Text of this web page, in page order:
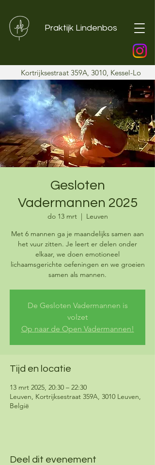
Kortrijksestraat 359A, 3010, Kessel-Lo
Praktijk Lindenbos
Gesloten
Vadermannen 2025
do 13 mrt
  |
Leuven
Met 6 mannen ga je maandelijks samen aan
het vuur zitten. Je leert er delen onder
elkaar, we doen emotioneel
lichaamsgerichte oefeningen en we groeien
samen als mannen.
De Gesloten Vadermannen is
volzet
Op naar de Open Vadermannen!
Tijd en locatie
13 mrt 2025, 20:30 – 22:30
Leuven, Kortrijksestraat 359A, 3010 Leuven,
België
Deel dit evenement